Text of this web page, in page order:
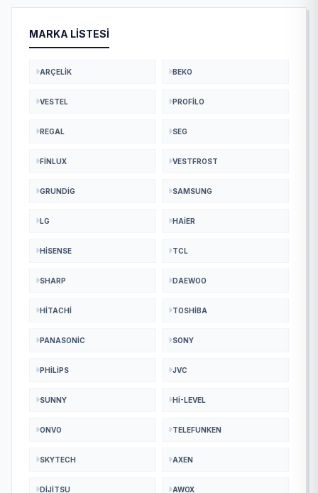
MARKA LISTESI
ARÇELIK BEKO
VESTEL PROFILO
REGAL SEG
FINLUX VESTFROST
GRUNDIG SAMSUNG
LG HAIER
HISENSE TCL
SHARP DAEWOO
HITACHI TOSHIBA
PANASONIC SONY
PHILIPS JVC
SUNNY HI-LEVEL
ONVO TELEFUNKEN
SKYTECH AXEN
DIJITSU AWOX